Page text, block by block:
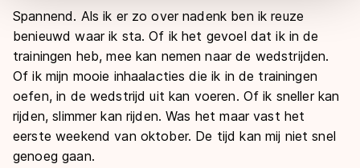
Spannend. Als ik er zo over nadenk ben ik reuze
benieuwd waar ik sta. Of ik het gevoel dat ik in de
trainingen heb, mee kan nemen naar de wedstrijden.
Of ik mijn mooie inhaalacties die ik in de trainingen
oefen, in de wedstrijd uit kan voeren. Of ik sneller kan
rijden, slimmer kan rijden. Was het maar vast het
eerste weekend van oktober. De tijd kan mij niet snel
genoeg gaan.